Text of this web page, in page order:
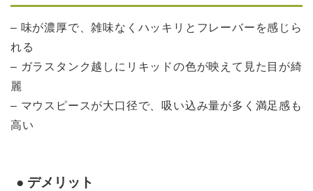
– 味が濃厚で、雑味なくハッキリとフレーバーを感じら
れる
– ガラスタンク越しにリキッドの色が映えて見た目が綺
麗
– マウスピースが大口径で、吸い込み量が多く満足感も
高い
● デメリット